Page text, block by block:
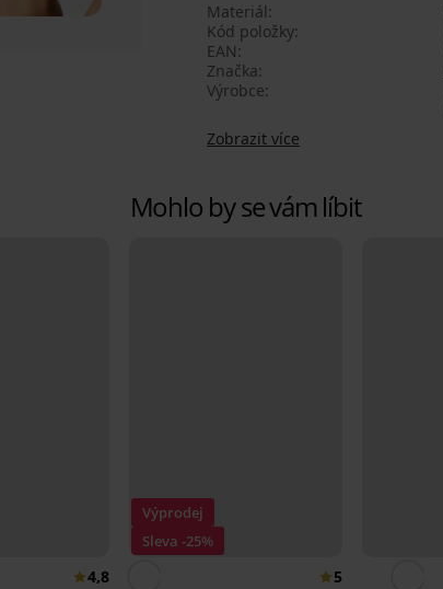
Materiál
Kód položky
EAN
Značka
Výrobce
Zobrazit více
Mohlo by se vám líbit
4,8
Výprodej
Sleva -25%
5